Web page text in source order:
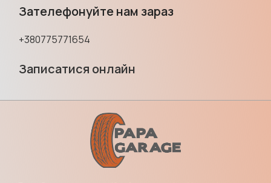
Зателефонуйте нам зараз
+380775771654
Записатися онлайн